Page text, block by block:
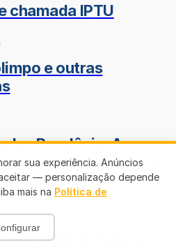
chamada IPTU
e outras
Rondônia: A
que Mudou a História
no Estado
HENRIQUE ÂNGELO -
sua experiência. Anúncios
— personalização depende
mais na Política de